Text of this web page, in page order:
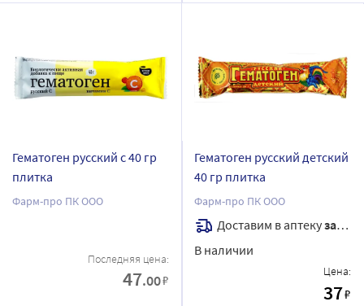
Гематоген русский с 40 гр
плитка
Фарм-про ПК ООО
Последняя цена:
47.00₽
Гематоген русский детский
40 гр плитка
Фарм-про ПК ООО
Доставим в аптекузавтра
В наличии
Цена:
37₽